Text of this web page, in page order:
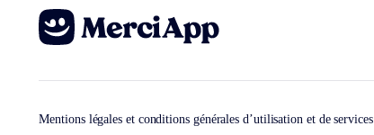
Mentions légales et conditions générales d’utilisation et de services